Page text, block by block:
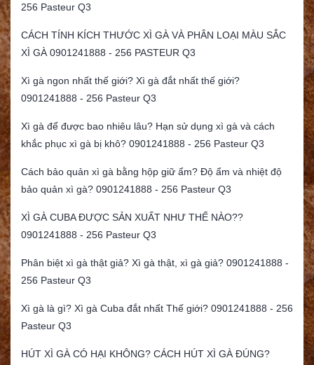
256 Pasteur Q3
CÁCH TÍNH KÍCH THƯỚC XÌ GÀ VÀ PHÂN LOẠI MÀU SẮC
XÌ GÀ 0901241888 - 256 PASTEUR Q3
Xì gà ngon nhất thế giới? Xì gà đắt nhất thế giới?
0901241888 - 256 Pasteur Q3
Xì gà để được bao nhiêu lâu? Hạn sử dụng xì gà và cách
khắc phục xì gà bị khô? 0901241888 - 256 Pasteur Q3
Cách bảo quản xì gà bằng hộp giữ ẩm? Độ ẩm và nhiệt độ
bảo quản xì gà? 0901241888 - 256 Pasteur Q3
XÌ GÀ CUBA ĐƯỢC SẢN XUẤT NHƯ THẾ NÀO??
0901241888 - 256 Pasteur Q3
Phân biệt xì gà thật giả? Xì gà thật, xì gà giả? 0901241888 -
256 Pasteur Q3
Xì gà là gì? Xì gà Cuba đắt nhất Thế giới? 0901241888 - 256
Pasteur Q3
HÚT XÌ GÀ CÓ HẠI KHÔNG? CÁCH HÚT XÌ GÀ ĐÚNG?